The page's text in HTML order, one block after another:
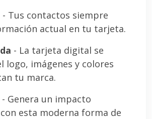
- Tus contactos siempre
actual en tu tarjeta.
- La tarjeta digital se
logo, imágenes y colores
tu marca.
- Genera un impacto
esta moderna forma de